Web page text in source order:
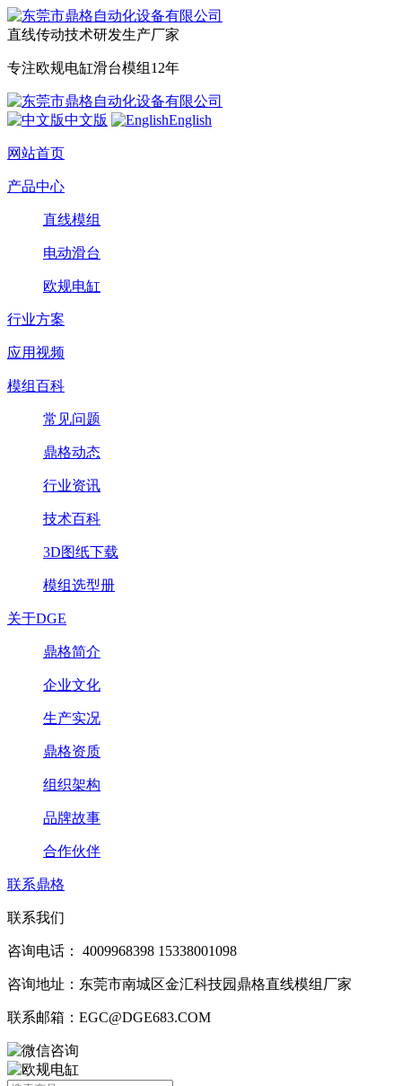
直线传动技术研发生产厂家
专注欧规电缸滑台模组12年
中文版 English
网站首页
产品中心
直线模组
电动滑台
欧规电缸
行业方案
应用视频
模组百科
常见问题
鼎格动态
行业资讯
技术百科
3D图纸下载
模组选型册
关于DGE
鼎格简介
企业文化
生产实况
鼎格资质
组织架构
品牌故事
合作伙伴
联系鼎格
联系我们
咨询电话： 4009968398 15338001098
咨询地址：东莞市南城区金汇科技园鼎格直线模组厂家
联系邮箱：EGC@DGE683.COM